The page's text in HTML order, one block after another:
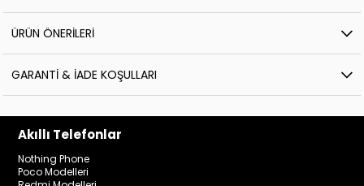
ÜRÜN ÖNERILERI
GARANTI & İADE KOŞULLARI
Akıllı Telefonlar
Nothing Phone
Poco Modelleri